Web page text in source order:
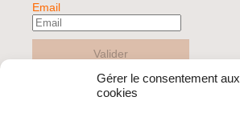
Gérer le consentement aux
cookies
Email
Valider